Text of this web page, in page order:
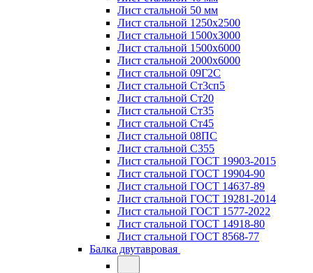
Лист стальной 50 мм
Лист стальной 1250х2500
Лист стальной 1500х3000
Лист стальной 1500х6000
Лист стальной 2000х6000
Лист стальной 09Г2С
Лист стальной Ст3сп5
Лист стальной Ст20
Лист стальной Ст35
Лист стальной Ст45
Лист стальной 08ПС
Лист стальной С355
Лист стальной ГОСТ 19903-2015
Лист стальной ГОСТ 19904-90
Лист стальной ГОСТ 14637-89
Лист стальной ГОСТ 19281-2014
Лист стальной ГОСТ 1577-2022
Лист стальной ГОСТ 14918-80
Лист стальной ГОСТ 8568-77
Балка двутавровая